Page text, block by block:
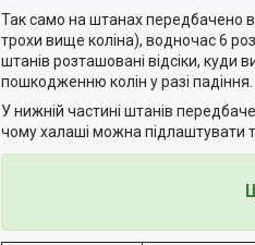
Так само на штанах передбачено
трохи вище коліна), водночас 6
штанів розташовані відсіки, куди
пошкодженню колін у разі падіння.
У нижній частині штанів
чому халаші можна підлаштувати